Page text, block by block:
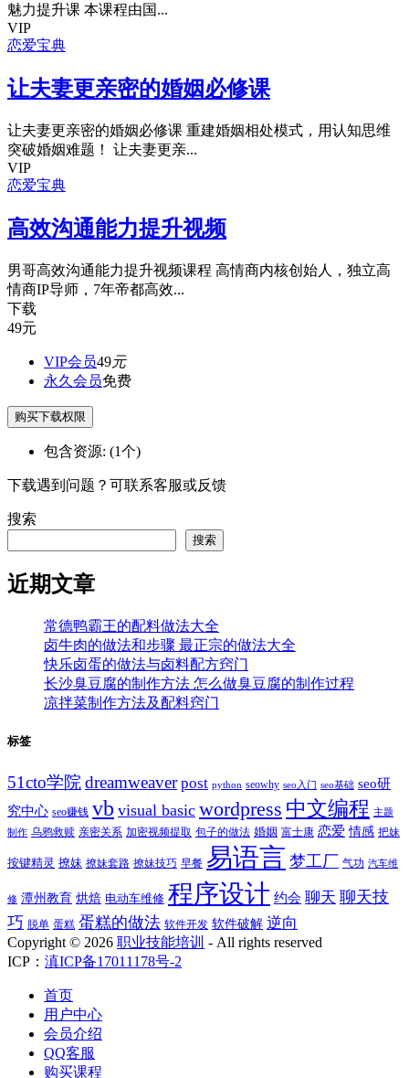
魅力提升课 本课程由国...
VIP
恋爱宝典
让夫妻更亲密的婚姻必修课
让夫妻更亲密的婚姻必修课 重建婚姻相处模式，用认知思维
突破婚姻难题！ 让夫妻更亲...
VIP
恋爱宝典
高效沟通能力提升视频
男哥高效沟通能力提升视频课程 高情商内核创始人，独立高
情商IP导师，7年帝都高效...
下载
49元
VIP会员49元
永久会员免费
购买下载权限
包含资源: (1个)
下载遇到问题？可联系客服或反馈
搜索
搜索
近期文章
常德鸭霸王的配料做法大全
卤牛肉的做法和步骤 最正宗的做法大全
快乐卤蛋的做法与卤料配方窍门
长沙臭豆腐的制作方法 怎么做臭豆腐的制作过程
凉拌菜制作方法及配料窍门
标签
51cto学院dreamweaver post python seowhy seo入门 seo基础 seo研
究中心 seo赚钱 vb visual basic wordpress 中文编程 主题
制作 乌鸦救赎 亲密关系 加密视频提取 包子的做法 婚姻 富士康 恋爱 情感 把妹
按键精灵 撩妹 撩妹套路 撩妹技巧 早餐 易语言 梦工厂 气功 汽车维
修 潭州教育 烘焙 电动车维修 程序设计 约会 聊天 聊天技
巧 脱单 蛋糕 蛋糕的做法 软件开发 软件破解 逆向
Copyright © 2026 职业技能培训 - All rights reserved
ICP： 滇ICP备17011178号-2
首页
用户中心
会员介绍
QQ客服
购买课程